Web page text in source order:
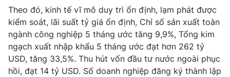
Chất lượng cuộc sống
Học trực tuyến
Công nghệ
Hitech Công nghệ tương lai
Sản phẩm
Thị trường
Giao lưu trực tuyến
Lịch phát sóng
Theo đó, kinh tế vĩ mô duy trì ổn định, lạm phát được
kiểm soát, lãi suất tỷ giá ổn định, Chỉ số sản xuất toàn
ngành công nghiệp 5 tháng ước tăng 9,9%, Tổng kim
ngạch xuất nhập khẩu 5 tháng ước đạt hơn 262 tỷ
USD, tăng 33,5%. Thu hút vốn đầu tư nước ngoài phục
hồi, đạt 14 tỷ USD. Số doanh nghiệp đăng ký thành lập